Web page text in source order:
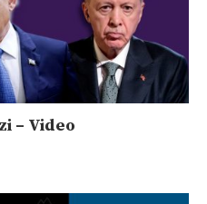
– Video